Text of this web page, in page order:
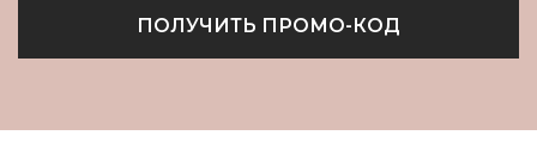
ПОЛУЧИТЬ ПРОМО-КОД